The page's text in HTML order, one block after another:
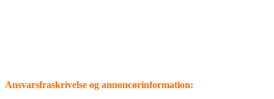
Ansvarsfraskrivelse og annoncørinformation: